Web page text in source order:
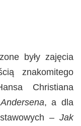
były zajęcia
znakomitego
Christiana
, a dla
– Jak